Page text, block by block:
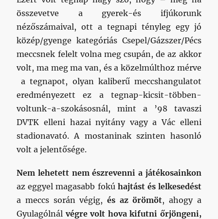
összevetve a gyerek-és ifjúkorunk
nézőszámaival, ott a tegnapi tényleg egy jó
közép/gyenge kategóriás Csepel/Gázszer/Pécs
meccsnek felelt volna meg csupán, de az akkor
volt, ma meg ma van, és a közelmúlthoz mérve
a tegnapot, olyan kaliberű meccshangulatot
eredményezett ez a tegnap-kicsit-többen-
voltunk-a-szokásosnál, mint a ’98 tavaszi
DVTK elleni hazai nyitány vagy a Vác elleni
stadionavató. A mostaninak szinten hasonló
volt a jelentősége.
Nem lehetett nem észrevenni a játékosainkon
az eggyel magasabb fokú hajtást és lelkesedést
a meccs során végig, és az örömöt, ahogy a
Gyulagólnál végre volt hova kifutni őrjöngeni,